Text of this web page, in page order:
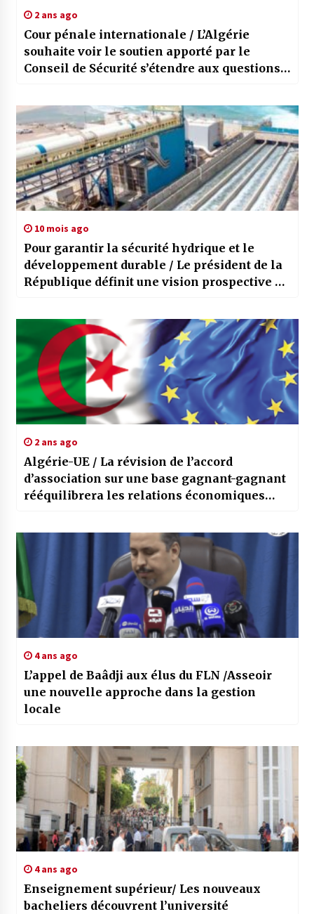
2 ans ago
Cour pénale internationale / L’Algérie
souhaite voir le soutien apporté par le
Conseil de Sécurité s’étendre aux questions
10 mois ago
Pour garantir la sécurité hydrique et le
développement durable / Le président de la
République définit une vision prospective et
2 ans ago
Algérie-UE / La révision de l’accord
d’association sur une base gagnant-gagnant
rééquilibrera les relations économiques
4 ans ago
L’appel de Baâdji aux élus du FLN /Asseoir
une nouvelle approche dans la gestion
locale
4 ans ago
Enseignement supérieur/ Les nouveaux
bacheliers découvrent l’université